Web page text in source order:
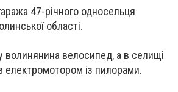
47-річного односельця
області.
волинянина велосипед, а в селищі
електромотором із пилорами.